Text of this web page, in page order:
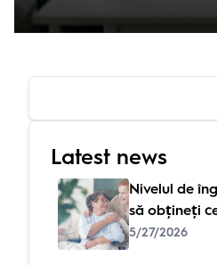
Latest news
Nivelul de
să obțineți
5/27/2026